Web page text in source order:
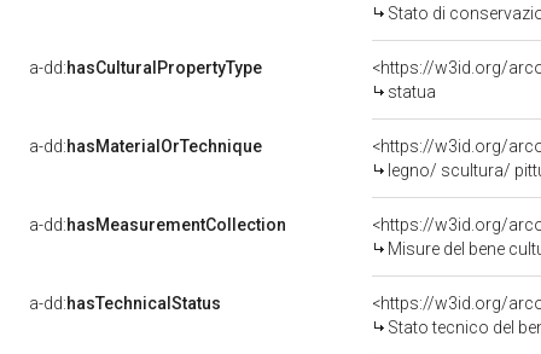
Stato di
a-dd:hasCulturalPropertyType
<https://w3id.org/
statua
a-dd:hasMaterialOrTechnique
<https://w3id.org/
legno/ scultura/
a-dd:hasMeasurementCollection
<https://w3id.org/
Misure del bene
a-dd:hasTechnicalStatus
<https://w3id.org/
Stato tecnico del